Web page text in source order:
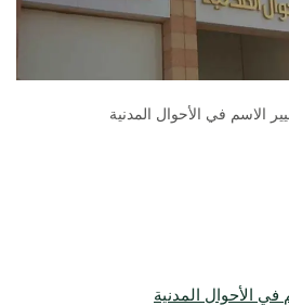
الاسم في الأحوال المدنية
في الأحوال المدنية